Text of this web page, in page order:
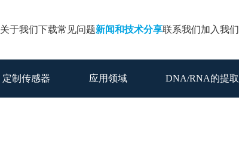
关于我们下载常见问题新闻和技术分享联系我们加入我们
定制传感器 应用领域 DNA/RNA的提取